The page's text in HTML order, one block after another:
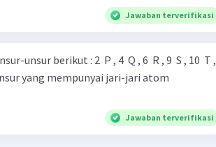
Jawaban terverifikasi
unsur berikut : 2 ​ P , 4 ​ Q , 6 ​ R , 9 ​ S , 10 ​ T ,
Jawaban terverifikasi